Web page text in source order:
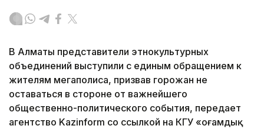
В Алматы представители этнокультурных
объединений выступили с единым обращением к
жителям мегаполиса, призвав горожан не
оставаться в стороне от важнейшего
общественно-политического события, передает
агентство Kazinform со ссылкой на КГУ «Қоғамдық